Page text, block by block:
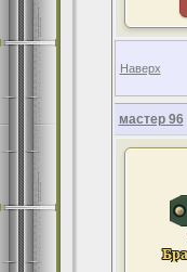
Наверх
мастер 96